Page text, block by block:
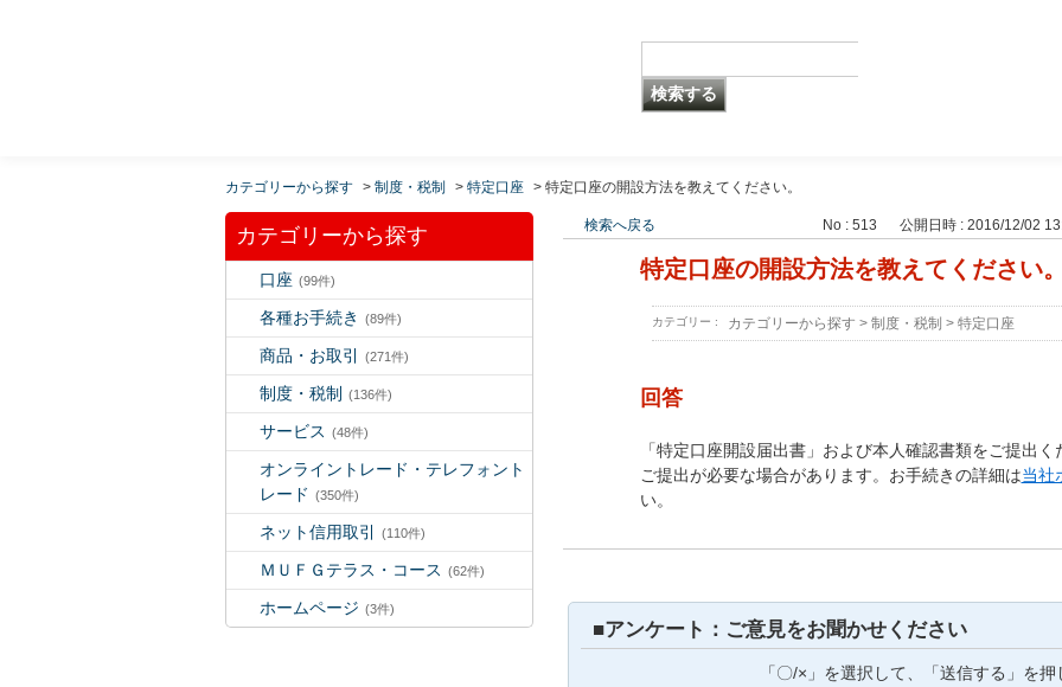
カテゴリーから探す > 制度・税制 > 特定口座 > 特定口座の開設方法を教えてください。
カテゴリーから探す
口座 (99件)
各種お手続き (89件)
商品・お取引 (271件)
制度・税制 (136件)
サービス (48件)
オンライントレード・テレフォント
レード (350件)
ネット信用取引 (110件)
ＭＵＦＧテラス・コース (62件)
ホームページ (3件)
検索へ戻る No : 513 公開日時 : 2016/12/02
特定口座の開設方法を教えてください。
カテゴリー : カテゴリーから探す > 制度・税制 > 特定口座
回答
「特定口座開設届出書」および本人確認書類をご提出
ご提出が必要な場合があります。お手続きの詳細は当社
い。
■アンケート：ご意見をお聞かせください
「〇/×」を選択して、「送信する」を押